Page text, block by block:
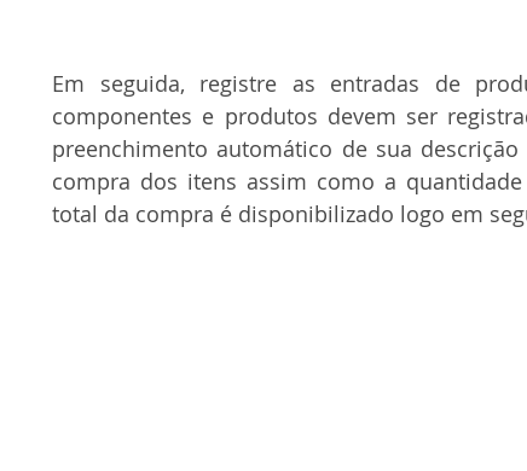
Em seguida, registre as entradas de
componentes e produtos devem ser
preenchimento automático de sua
compra dos itens assim como a
total da compra é disponibilizado logo em